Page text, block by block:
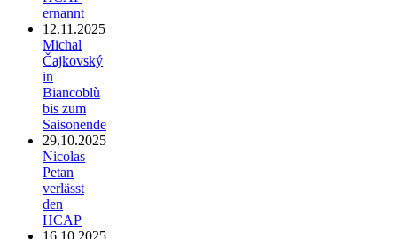
ernannt
12.11.2025
Michal
Čajkovský
in
Biancoblù
bis zum
Saisonende
29.10.2025
Nicolas
Petan
verlässt
den
HCAP